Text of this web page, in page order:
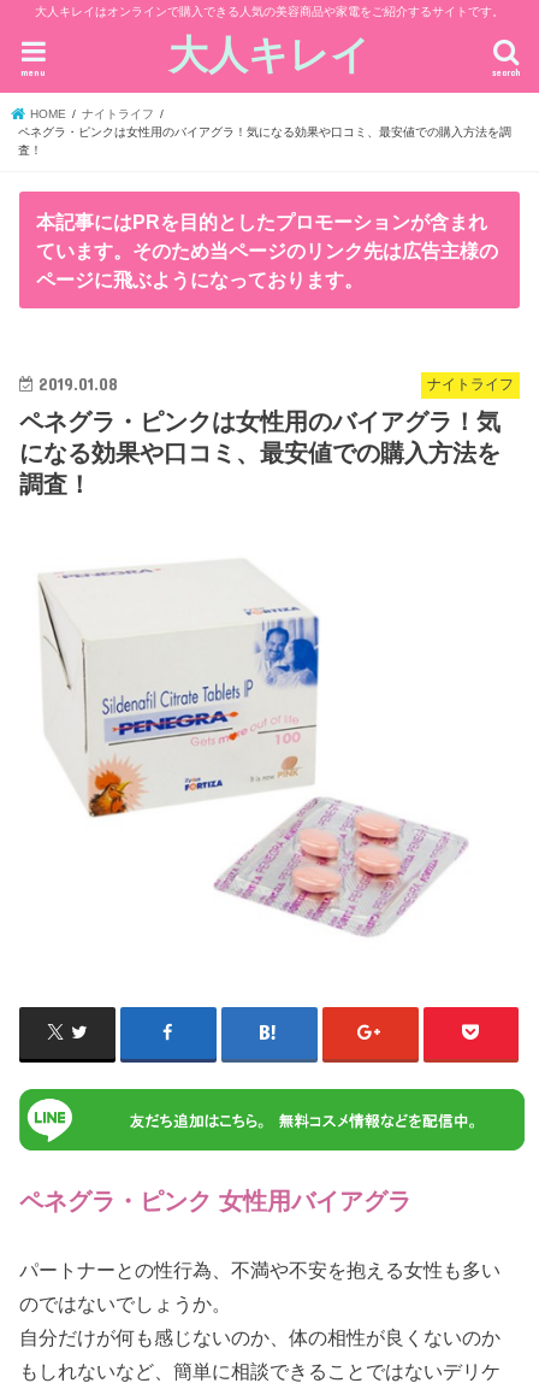
大人キレイはオンラインで購入できる人気の美容商品や家電をご紹介するサイトです。
大人キレイ search
menu
HOME
ナイトライフ
ペネグラ・ピンクは女性用のバイアグラ！気になる効果や口コミ、最安値での購入方法を調
査！
本記事にはPRを目的としたプロモーションが含まれ
ています。そのため当ページのリンク先は広告主様の
ページに飛ぶようになっております。
ナイトライフ
2019.01.08
ペネグラ・ピンクは女性用のバイアグラ！気
になる効果や口コミ、最安値での購入方法を
調査！
ペネグラ・ピンク 女性用バイアグラ
パートナーとの性行為、不満や不安を抱える女性も多い
のではないでしょうか。
自分だけが何も感じないのか、体の相性が良くないのか
もしれないなど、簡単に相談できることではないデリケ